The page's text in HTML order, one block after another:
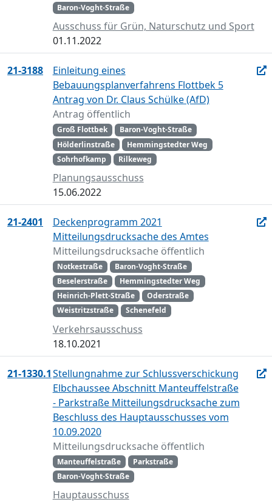
Baron-Voght-Straße
Ausschuss für Grün, Naturschutz und Sport
01.11.2022
21-3188
Einleitung eines
Bebauungsplanverfahrens Flottbek 5
Antrag von Dr. Claus Schülke (AfD)
Antrag öffentlich
Groß Flottbek
Baron-Voght-Straße
Hölderlinstraße
Hemmingstedter Weg
Sohrhofkamp
Rilkeweg
Planungsausschuss
15.06.2022
21-2401
Deckenprogramm 2021
Mitteilungsdrucksache des Amtes
Mitteilungsdrucksache öffentlich
Notkestraße
Baron-Voght-Straße
Beselerstraße
Hemmingstedter Weg
Heinrich-Plett-Straße
Oderstraße
Weistritzstraße
Schenefeld
Verkehrsausschuss
18.10.2021
21-1330.1Stellungnahme zur Schlussverschickung
Elbchaussee Abschnitt Manteuffelstraße
- Parkstraße Mitteilungsdrucksache zum
Beschluss des Hauptausschusses vom
10.09.2020
Mitteilungsdrucksache öffentlich
Manteuffelstraße
Parkstraße
Baron-Voght-Straße
Hauptausschuss